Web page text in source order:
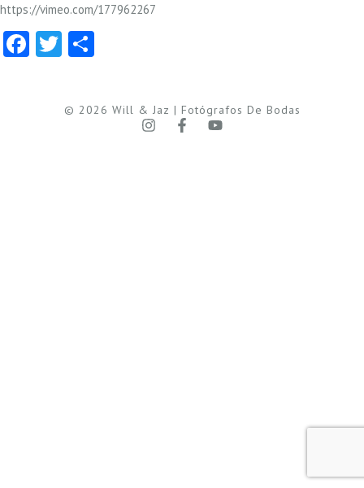
https://vimeo.com/177962267
Facebook
Twitter
© 2026 Will & Jaz | Fotógrafos De Bodas